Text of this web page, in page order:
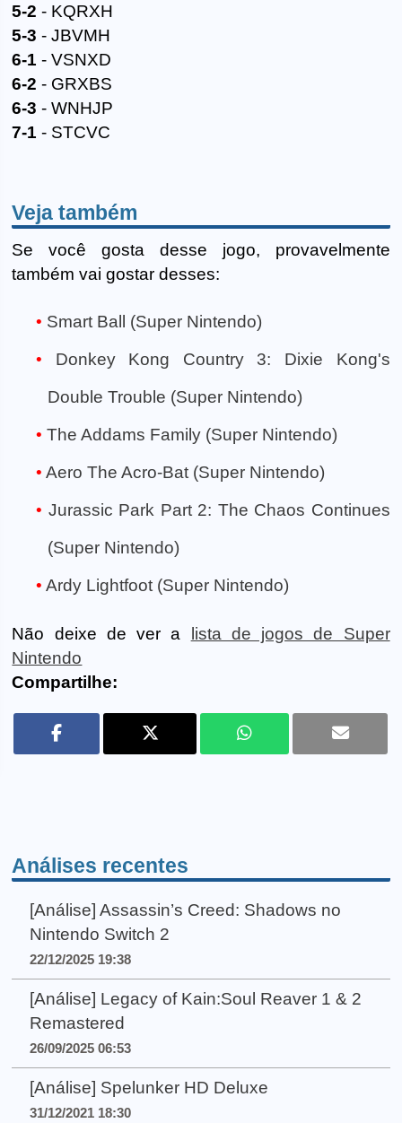
5-2 - KQRXH
5-3 - JBVMH
6-1 - VSNXD
6-2 - GRXBS
6-3 - WNHJP
7-1 - STCVC
Veja também
Se você gosta desse jogo, provavelmente
também vai gostar desses:
Smart Ball (Super Nintendo)
Donkey Kong Country 3: Dixie Kong's
Double Trouble (Super Nintendo)
The Addams Family (Super Nintendo)
Aero The Acro-Bat (Super Nintendo)
Jurassic Park Part 2: The Chaos Continues
(Super Nintendo)
Ardy Lightfoot (Super Nintendo)
Não deixe de ver a
lista de jogos de Super
Nintendo
Compartilhe:
Análises recentes
[Análise] Assassin’s Creed: Shadows no
Nintendo Switch 2
22/12/2025 19:38
[Análise] Legacy of Kain:Soul Reaver 1 & 2
Remastered
26/09/2025 06:53
[Análise] Spelunker HD Deluxe
31/12/2021 18:30